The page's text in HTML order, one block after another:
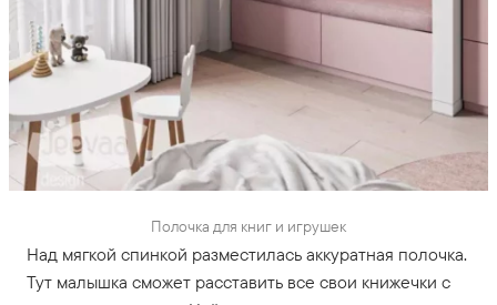
Полочка для книг и игрушек
Над мягкой спинкой разместилась аккуратная полочка.
Тут малышка сможет расставить все свои книжечки с